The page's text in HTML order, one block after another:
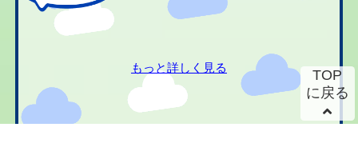
もっと詳しく見る
TOP
に戻る